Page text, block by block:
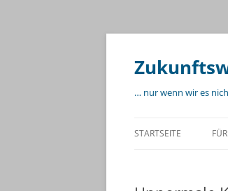
Zum
springen
… nur wenn wir es
STARTSEITE